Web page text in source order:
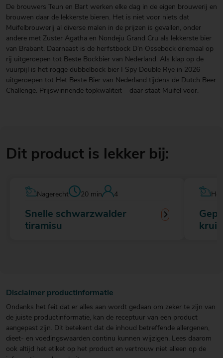
De brouwers Teun en Bart werken elke dag in de eigen brouwerij en
brouwen daar de lekkerste bieren. Het is niet voor niets dat
Muifelbrouwerij al diverse malen in de prijzen is gevallen, onder
andere met Zuster Agatha en Nondeju Grand Cru als lekkerste bier
van Brabant. Daarnaast is de herfstbock D’n Ossebock driemaal op
rij uitgeroepen tot Beste Bockbier van Nederland. Als klap op de
vuurpijl is het rogge dubbelbock bier I Spy Double Rye in 2026
uitgeroepen tot Het Beste Bier van Nederland tijdens de Dutch Beer
Challenge. Prijswinnende topkwaliteit – daar staat Muifel voor.
Dit product is lekker bij:
Nagerecht 20 min 4
Snelle schwarzwalder
tiramisu
Disclaimer productinformatie
Ondanks het feit dat er alles aan wordt gedaan om zeker te zijn van
de juiste productinformatie, kan de receptuur van een product
aangepast zijn. Dit betekent dat de inhoud betreffende allergenen,
dieet- en voedingswaarden continu kunnen wijzigen. Lees daarom
ook altijd het etiket op het product en vertrouw niet alleen op de